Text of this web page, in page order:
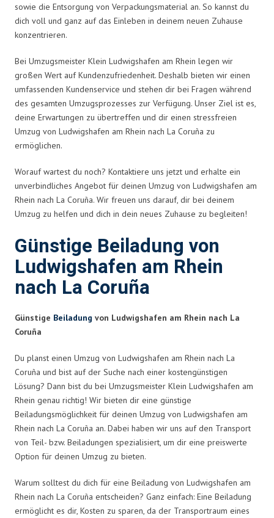
sowie die Entsorgung von Verpackungsmaterial an. So kannst du
dich voll und ganz auf das Einleben in deinem neuen Zuhause
konzentrieren.
Bei Umzugsmeister Klein Ludwigshafen am Rhein legen wir
großen Wert auf Kundenzufriedenheit. Deshalb bieten wir einen
umfassenden Kundenservice und stehen dir bei Fragen während
des gesamten Umzugsprozesses zur Verfügung. Unser Ziel ist es,
deine Erwartungen zu übertreffen und dir einen stressfreien
Umzug von Ludwigshafen am Rhein nach La Coruña zu
ermöglichen.
Worauf wartest du noch? Kontaktiere uns jetzt und erhalte ein
unverbindliches Angebot für deinen Umzug von Ludwigshafen am
Rhein nach La Coruña. Wir freuen uns darauf, dir bei deinem
Umzug zu helfen und dich in dein neues Zuhause zu begleiten!
Günstige Beiladung von
Ludwigshafen am Rhein
nach La Coruña
Günstige Beiladung von Ludwigshafen am Rhein nach La
Coruña
Du planst einen Umzug von Ludwigshafen am Rhein nach La
Coruña und bist auf der Suche nach einer kostengünstigen
Lösung? Dann bist du bei Umzugsmeister Klein Ludwigshafen am
Rhein genau richtig! Wir bieten dir eine günstige
Beiladungsmöglichkeit für deinen Umzug von Ludwigshafen am
Rhein nach La Coruña an. Dabei haben wir uns auf den Transport
von Teil- bzw. Beiladungen spezialisiert, um dir eine preiswerte
Option für deinen Umzug zu bieten.
Warum solltest du dich für eine Beiladung von Ludwigshafen am
Rhein nach La Coruña entscheiden? Ganz einfach: Eine Beiladung
ermöglicht es dir, Kosten zu sparen, da der Transportraum eines